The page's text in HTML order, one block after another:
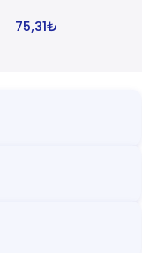
75,31₺